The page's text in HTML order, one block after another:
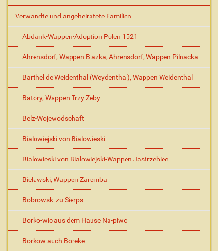
Verwandte und angeheiratete Familien
Abdank-Wappen-Adoption Polen 1521
Ahrensdorf, Wappen Blazka, Ahrensdorf, Wappen Pilnacka
Barthel de Weidenthal (Weydenthal), Wappen Weidenthal
Batory, Wappen Trzy Zeby
Belz-Wojewodschaft
Bialowiejski von Bialowieski
Bialowieski von Bialowiejski-Wappen Jastrzebiec
Bielawski, Wappen Zaremba
Bobrowski zu Sierps
Borko-wic aus dem Hause Na-piwo
Borkow auch Boreke